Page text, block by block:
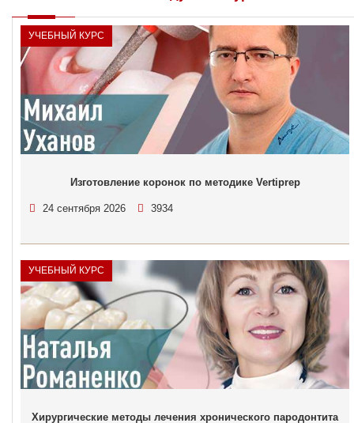
УЧЕБНЫЙ КУРС
Изготовление коронок по методике Vertiprep
24 сентября 2026 3934
УЧЕБНЫЙ КУРС
Хирургические методы лечения хронического пародонтита